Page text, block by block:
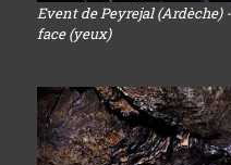
Event de Peyrejal (Ardèche)
face (yeux)